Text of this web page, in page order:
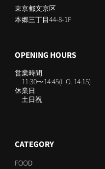
東京都文京区
本郷三丁目44-8-1F
OPENING HOURS
営業時間
11:30〜14:45(L.O. 14:15)
休業日
土日祝
CATEGORY
FOOD